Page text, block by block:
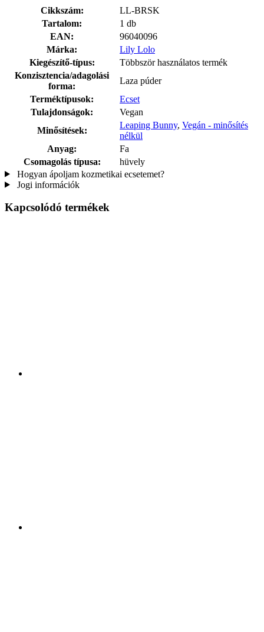
Cikkszám:
LL-BRSK
Tartalom:
1 db
EAN:
96040096
Márka:
Lily Lolo
Kiegészítő-típus:
Többször használatos termék
Konzisztencia/adagolási
forma:
Laza púder
Terméktípusok:
Ecset
Tulajdonságok:
Vegan
Minősítések:
Leaping Bunny, Vegán - minősítés
nélkül
Anyag:
Fa
Csomagolás típusa:
hüvely
Hogyan ápoljam kozmetikai ecsetemet?
Jogi információk
Kapcsolódó termékek